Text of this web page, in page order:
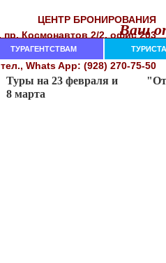
Ваш
ЦЕНТР БРОНИРОВАНИЯ
пр. Кocмoнaвтoв 2/2, oфиc 203
18-00, 282-18-02, 237-74-11
тел., Whats App: (928) 270-75-50
ТУРАГЕНТСТВАМ